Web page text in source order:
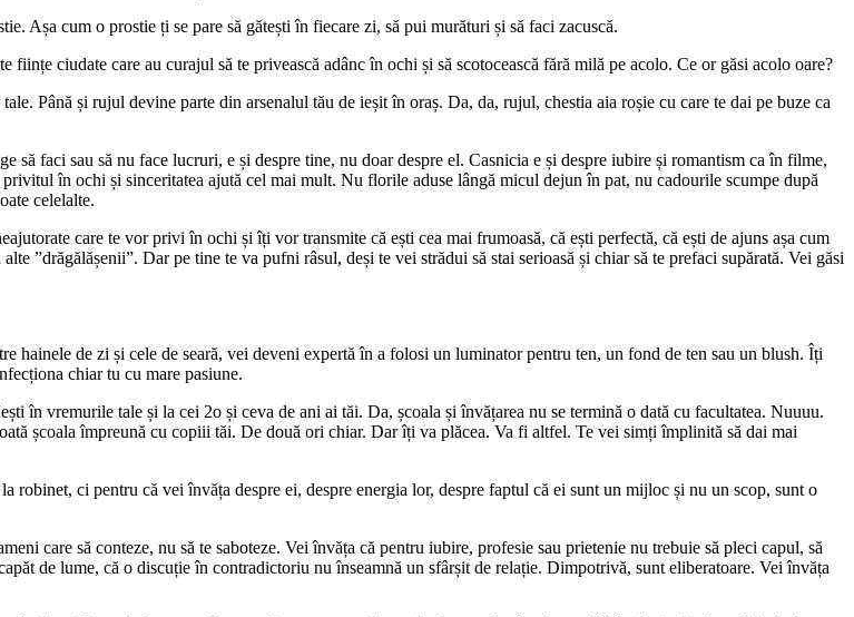
Așa cum o prostie ți se pare să gătești în fiecare zi, să pui murături și să faci zacuscă.
ciudate care au curajul să te privească adânc în ochi și să scotocească fără milă pe acolo. Ce or găsi acolo oare?
Până și rujul devine parte din arsenalul tău de ieșit în oraș. Da, da, rujul, chestia aia roșie cu care te dai pe buze ca
faci sau să nu face lucruri, e și despre tine, nu doar despre el. Casnicia e și despre iubire și romantism ca în filme,
în ochi și sinceritatea ajută cel mai mult. Nu florile aduse lângă micul dejun în pat, nu cadourile scumpe după
celelalte.
care te vor privi în ochi și îți vor transmite că ești cea mai frumoasă, că ești perfectă, că ești de ajuns așa cum
”drăgălășenii”. Dar pe tine te va pufni râsul, deși te vei strădui să stai serioasă și chiar să te prefaci supărată. Vei găsi
hainele de zi și cele de seară, vei deveni expertă în a folosi un luminator pentru ten, un fond de ten sau un blush. Îți
chiar tu cu mare pasiune.
în vremurile tale și la cei 2o și ceva de ani ai tăi. Da, școala și învățarea nu se termină o dată cu facultatea. Nuuuu.
școala împreună cu copiii tăi. De două ori chiar. Dar îți va plăcea. Va fi altfel. Te vei simți împlinită să dai mai
ci pentru că vei învăța despre ei, despre energia lor, despre faptul că ei sunt un mijloc și nu un scop, sunt o
care să conteze, nu să te saboteze. Vei învăța că pentru iubire, profesie sau prietenie nu trebuie să pleci capul, să
de lume, că o discuție în contradictoriu nu înseamnă un sfârșit de relație. Dimpotrivă, sunt eliberatoare. Vei învăța